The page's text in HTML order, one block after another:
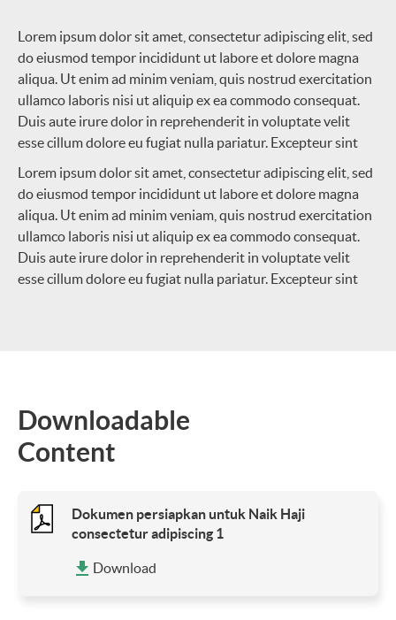
Lorem ipsum dolor sit amet, consectetur adipiscing elit, sed
do eiusmod tempor incididunt ut labore et dolore magna
aliqua. Ut enim ad minim veniam, quis nostrud exercitation
ullamco laboris nisi ut aliquip ex ea commodo consequat.
Duis aute irure dolor in reprehenderit in voluptate velit
esse cillum dolore eu fugiat nulla pariatur. Excepteur sint
Lorem ipsum dolor sit amet, consectetur adipiscing elit, sed
do eiusmod tempor incididunt ut labore et dolore magna
aliqua. Ut enim ad minim veniam, quis nostrud exercitation
ullamco laboris nisi ut aliquip ex ea commodo consequat.
Duis aute irure dolor in reprehenderit in voluptate velit
esse cillum dolore eu fugiat nulla pariatur. Excepteur sint
Downloadable
Content
Dokumen persiapkan untuk Naik Haji
consectetur adipiscing 1
Download